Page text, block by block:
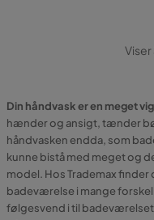
Viser
Din håndvask er en meget
hænder og ansigt, tænder
håndvasken endda, som
kunne bistå med meget og
model. Hos Trademax finder
badeværelse i mange
følgesvend i til badeværelset